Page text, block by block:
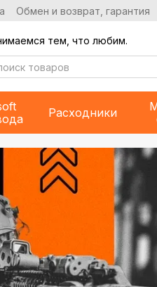
Обмен и возврат, гарантия
тем, что любим.
Расходники